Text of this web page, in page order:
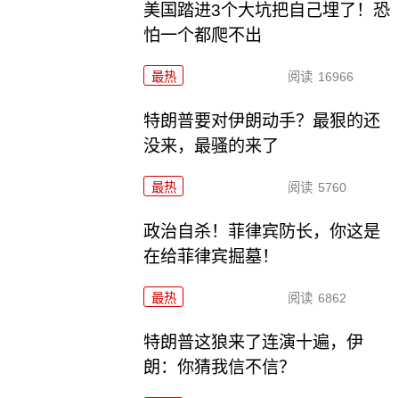
美国踏进3个大坑把自己埋了！恐
怕一个都爬不出
最热 阅读 16966
特朗普要对伊朗动手？最狠的还
没来，最骚的来了
最热 阅读 5760
政治自杀！菲律宾防长，你这是
在给菲律宾掘墓！
最热 阅读 6862
特朗普这狼来了连演十遍，伊
朗：你猜我信不信？